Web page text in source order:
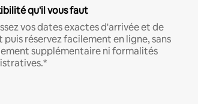
qu'il vous faut
vos dates exactes d'arrivée et de
puis réservez facilement en ligne, sans
supplémentaire ni formalités